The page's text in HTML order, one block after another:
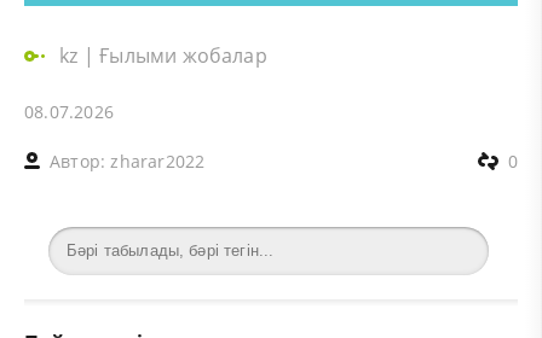
kz |Ғылыми жобалар
08.07.2026
Автор: zharar2022 0